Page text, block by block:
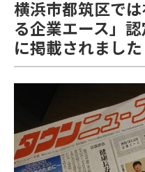
横浜市都筑区で
る企業エース」
に掲載されました